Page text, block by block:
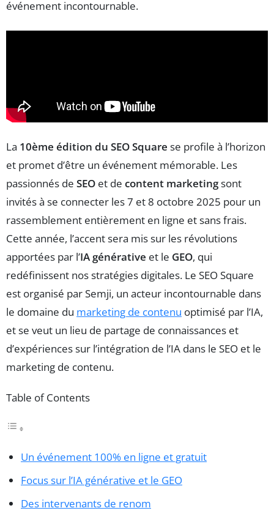
événement incontournable.
La 10ème édition du SEO Square se profile à l’horizon
et promet d’être un événement mémorable. Les
passionnés de SEO et de content marketingsont
invités à se connecter les 7 et 8 octobre 2025 pour un
rassemblement entièrement en ligne et sans frais.
Cette année, l’accent sera mis sur les révolutions
apportées par l’IA générative et le GEO, qui
redéfinissent nos stratégies digitales. Le SEO Square
est organisé par Semji, un acteur incontournable dans
le domaine du marketing de contenu optimisé par l’IA,
et se veut un lieu de partage de connaissances et
d’expériences sur l’intégration de l’IA dans le SEO et le
marketing de contenu.
Table of Contents
Un événement 100% en ligne et gratuit
Focus sur l’IA générative et le GEO
Des intervenants de renom